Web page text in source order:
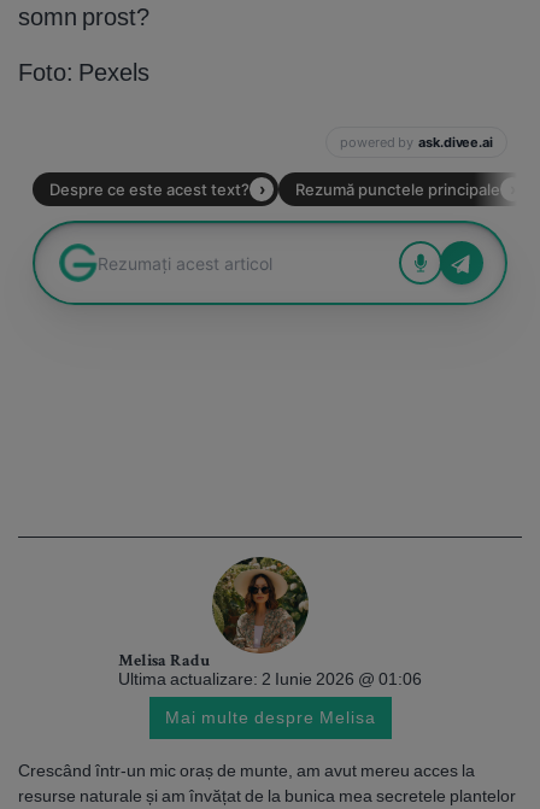
somn prost?
Foto: Pexels
Melisa Radu
Ultima actualizare: 2 Iunie 2026 @ 01:06
Mai multe despre Melisa
Crescând într-un mic oraș de munte, am avut mereu acces la
resurse naturale și am învățat de la bunica mea secretele plantelor